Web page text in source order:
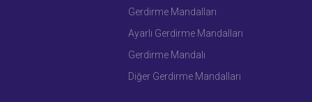
Gerdirme Mandalları
Ayarlı Gerdirme Mandalları
Gerdirme Mandalı
Diğer Gerdirme Mandalları